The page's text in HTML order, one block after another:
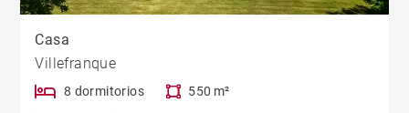
Casa
Villefranque
8 dormitorios 550 m²